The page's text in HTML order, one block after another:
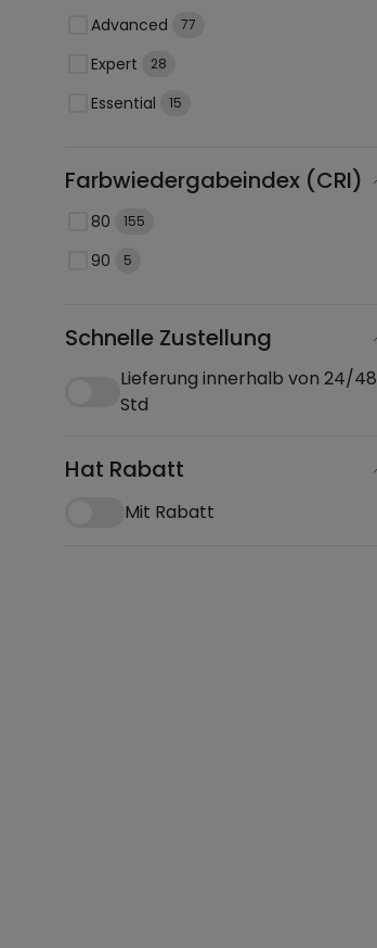
Advanced 77
Expert 28
Essential 15
Farbwiedergabeindex (CRI)
80 155
90 5
Schnelle Zustellung
Lieferung innerhalb von 24/48
Std
Hat Rabatt
Mit Rabatt